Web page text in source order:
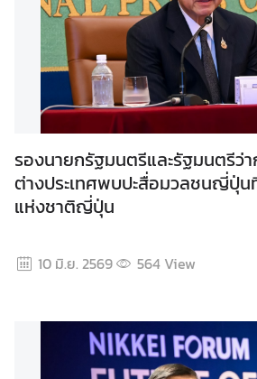
ส่
ส
ริ
ม
ณ
ธ
ร
รองนายกรัฐมนตรีและรัฐมนตรีว่า
ต่างประเทศพบปะสื่อมวลชนญี่ปุ่
แห่งชาติญี่ปุ่น
10 มิ.ย. 2569 564View